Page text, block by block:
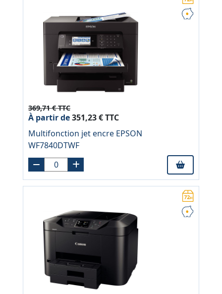
369,71 € TTC
À partir de351,23 € TTC
Multifonction jet encre EPSON
WF7840DTWF